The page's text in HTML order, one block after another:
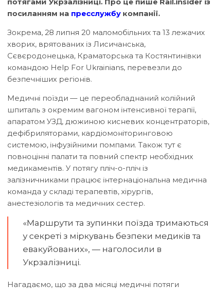
посиланням на пресслужбу компанії.
Зокрема, 28 липня 20 маломобільних та 13 лежачих
хворих, врятованих із Лисичанська,
Сєвєродонецька, Краматорська та Костянтинівки
командою Help For Ukrainians, перевезли до
безпечніших регіонів.
Медичні поїзди — це переобладнаний колійний
шпиталь з окремим вагоном інтенсивної терапії,
апаратом УЗД, дюжиною кисневих концентраторів,
дефібриляторами, кардіомоніторинговою
системою, інфузійними помпами. Також тут є
повноцінні палати та повний спектр необхідних
медикаментів. У потягу пліч-о-пліч із
залізничниками працює інтернаціональна медична
команда у складі терапевтів, хірургів,
анестезіологів та медичних сестер.
«Маршрути та зупинки поїзда тримаються
у секреті з міркувань безпеки медиків та
евакуйованих», — наголосили в
Укрзалізниці.
Нагадаємо, що за два місяці медичні потяги